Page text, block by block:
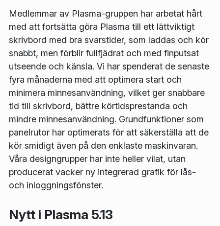
Medlemmar av Plasma-gruppen har arbetat hårt
med att fortsätta göra Plasma till ett lättviktigt
skrivbord med bra svarstider, som laddas och kör
snabbt, men förblir fullfjädrat och med finputsat
utseende och känsla. Vi har spenderat de senaste
fyra månaderna med att optimera start och
minimera minnesanvändning, vilket ger snabbare
tid till skrivbord, bättre körtidsprestanda och
mindre minnesanvändning. Grundfunktioner som
panelrutor har optimerats för att säkerställa att de
kör smidigt även på den enklaste maskinvaran.
Våra designgrupper har inte heller vilat, utan
producerat vacker ny integrerad grafik för lås-
och inloggningsfönster.
Nytt i Plasma 5.13